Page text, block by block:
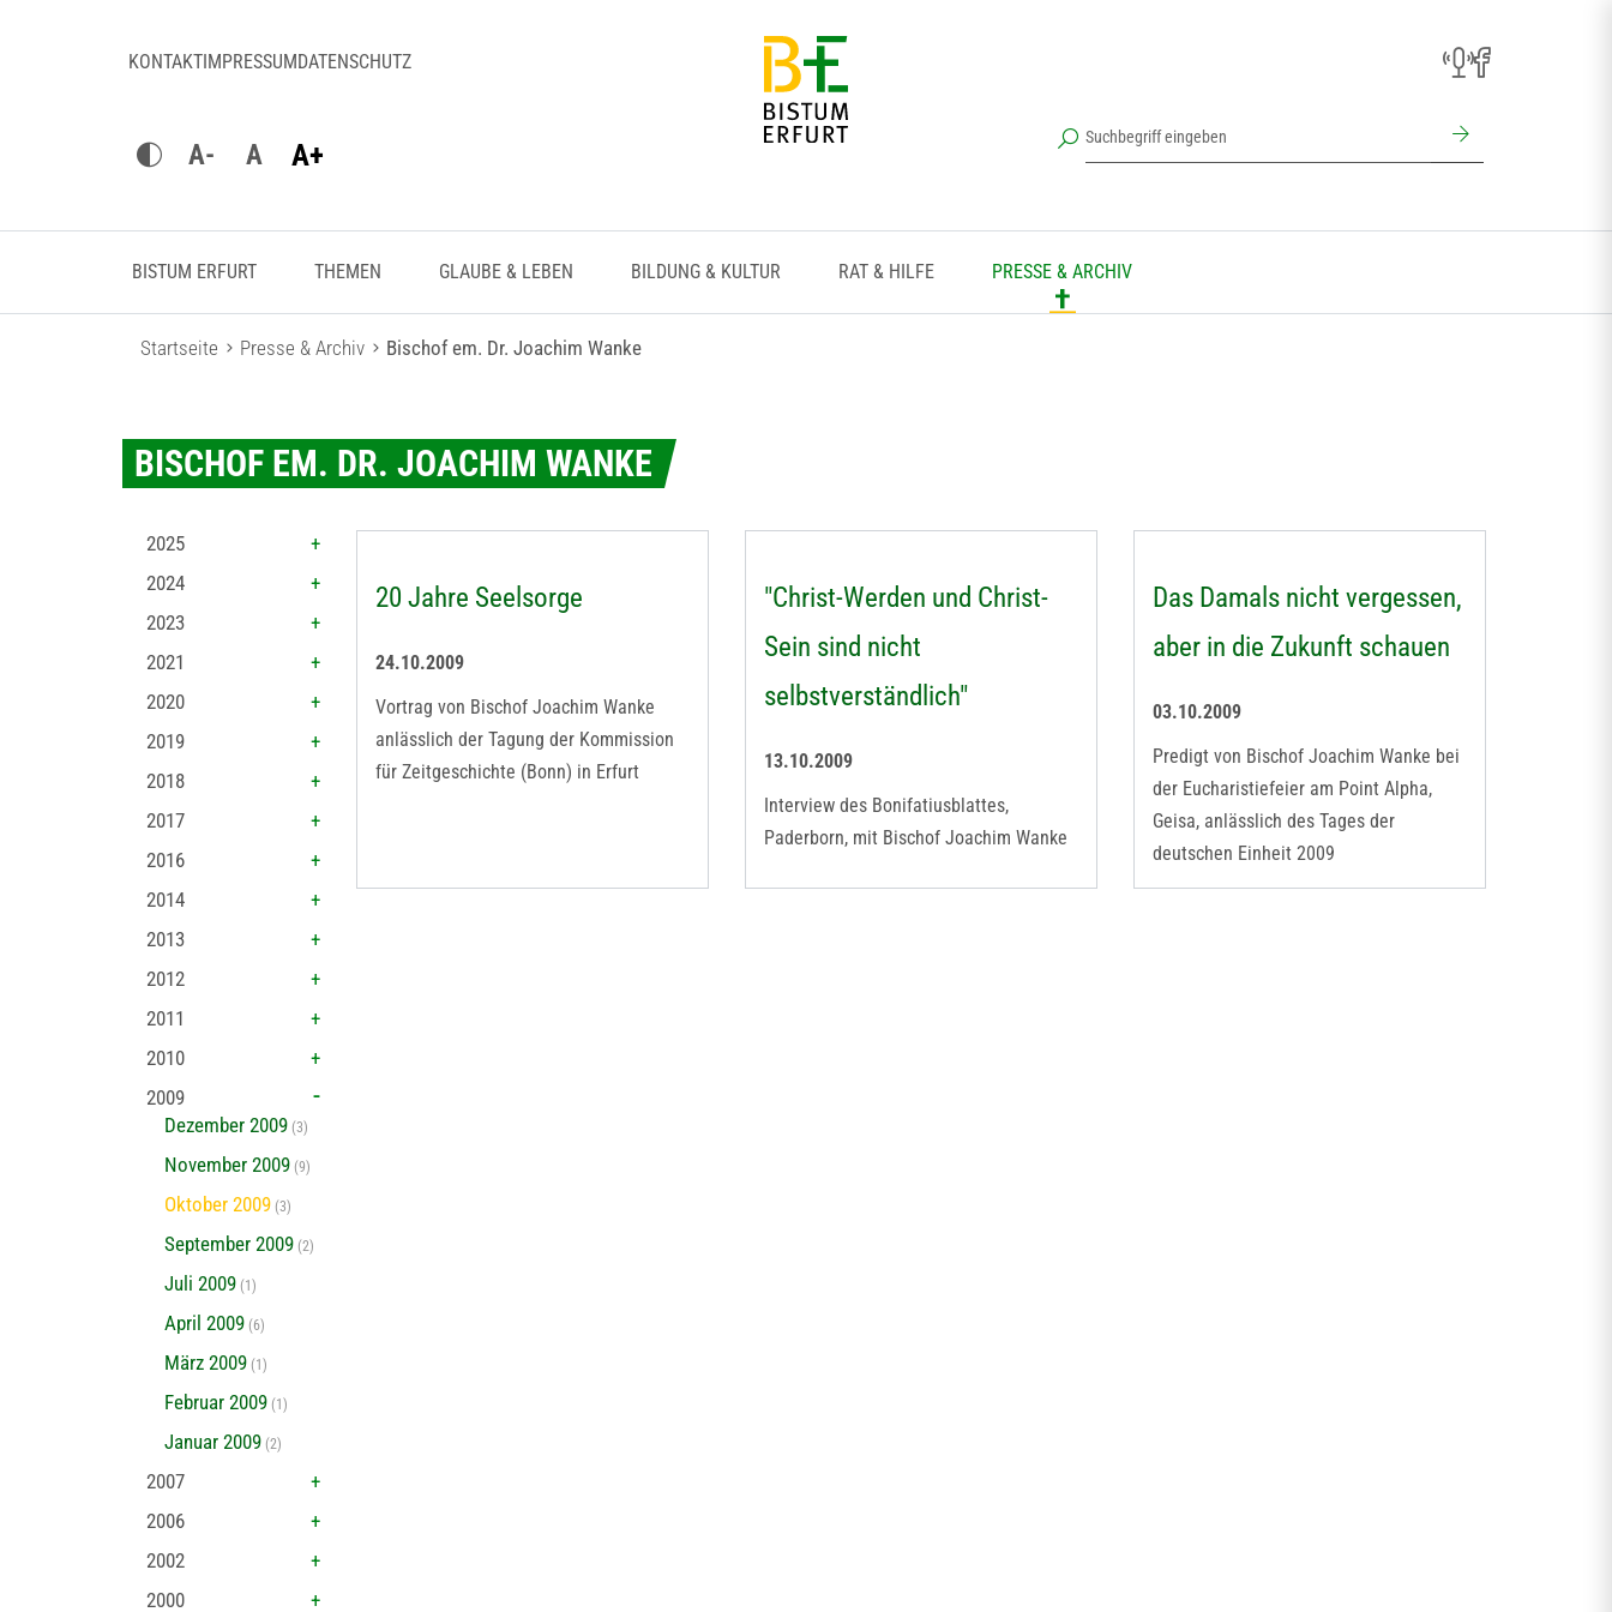
KONTAKTIMPRESSUMDATENSCHUTZ
A- A A+
BISTUM ERFURT THEMEN GLAUBE & LEBEN BILDUNG & KULTUR RAT & HILFE PRESSE & ARCHIV
Startseite Presse & Archiv Bischof em. Dr. Joachim Wanke
BISCHOF EM. DR. JOACHIM WANKE
2025
2024
2023
2021
2020
2019
2018
2017
2016
2014
2013
2012
2011
2010
2009
Dezember 2009 (3)
November 2009 (9)
Oktober 2009 (3)
September 2009 (2)
Juli 2009 (1)
April 2009 (6)
März 2009 (1)
Februar 2009 (1)
Januar 2009 (2)
2007
2006
2002
2000
20 Jahre Seelsorge
24.10.2009
Vortrag von Bischof Joachim Wanke
anlässlich der Tagung der Kommission
für Zeitgeschichte (Bonn) in Erfurt
"Christ-Werden und Christ-
Sein sind nicht
selbstverständlich"
13.10.2009
Interview des Bonifatiusblattes,
Paderborn, mit Bischof Joachim Wanke
Das Damals nicht vergessen,
aber in die Zukunft schauen
03.10.2009
Predigt von Bischof Joachim Wanke bei
der Eucharistiefeier am Point Alpha,
Geisa, anlässlich des Tages der
deutschen Einheit 2009